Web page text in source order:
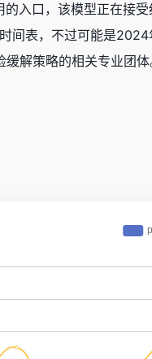
入口，该模型正在接
间表，不过可能是
缓解策略的相关专业团